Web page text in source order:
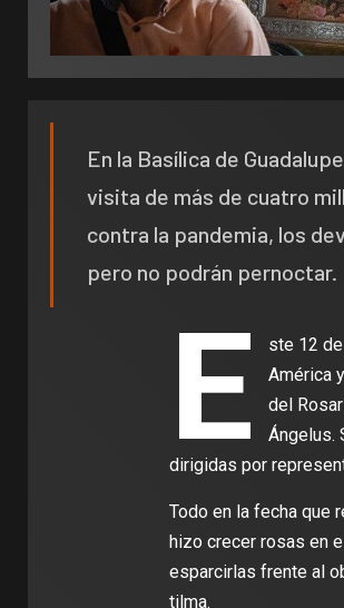
En la Basílica de
visita de más de cuatro
contra la pandemia, los
pero no podrán pernoctar.
E
ste 12
América
del
Ángelus.
dirigidas por
Todo en la fecha que
hizo crecer rosas en
esparcirlas frente al
tilma.